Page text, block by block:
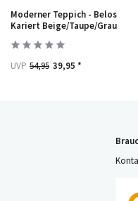
Moderner Teppich - Belos
Kariert Beige/Taupe/Grau
UVP 54,95 39,95 *